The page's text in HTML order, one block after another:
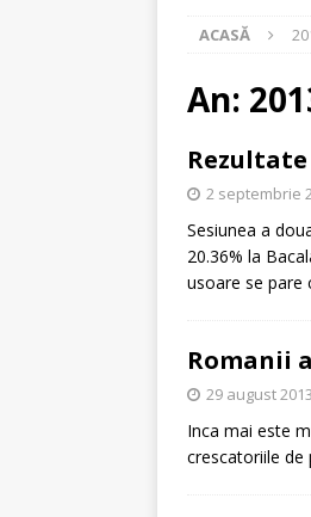
ACASĂ
An:
2 septembrie
Sesiunea a
20.36% la
usoare se pare
Romanii
29 august 2013
Inca mai este
crescatoriile de